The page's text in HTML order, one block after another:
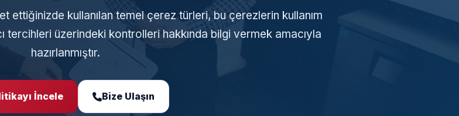
ettiğinizde kullanılan temel çerez türleri, bu çerezlerin kullanım
tercihleri üzerindeki kontrolleri hakkında bilgi vermek amacıyla
hazırlanmıştır.
İncele Bize Ulaşın